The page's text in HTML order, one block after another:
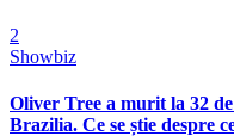
2
Showbiz
Oliver Tree a murit la 32
Brazilia. Ce se știe despre